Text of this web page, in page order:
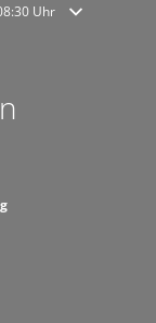
auszublenden
Uhr